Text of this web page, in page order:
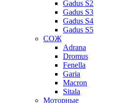
Gadus S2
Gadus S3
Gadus S4
Gadus S5
СОЖ
Adrana
Dromus
Fenella
Garia
Macron
Sitala
Моторные